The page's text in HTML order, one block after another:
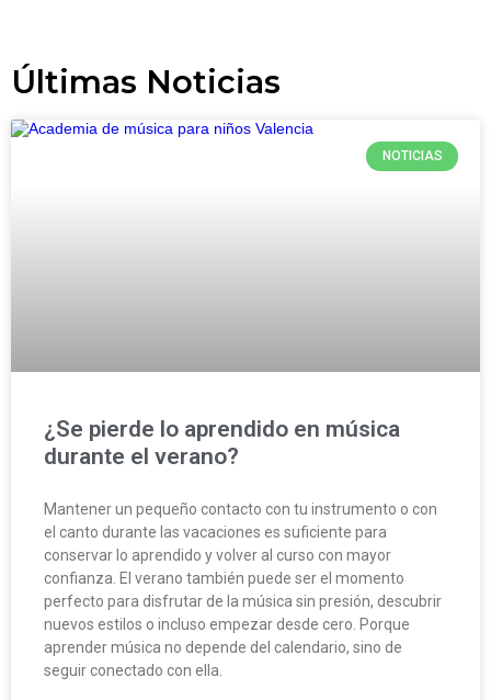
Últimas Noticias
NOTICIAS
¿Se pierde lo aprendido en música
durante el verano?
Mantener un pequeño contacto con tu instrumento o con
el canto durante las vacaciones es suficiente para
conservar lo aprendido y volver al curso con mayor
confianza. El verano también puede ser el momento
perfecto para disfrutar de la música sin presión, descubrir
nuevos estilos o incluso empezar desde cero. Porque
aprender música no depende del calendario, sino de
seguir conectado con ella.